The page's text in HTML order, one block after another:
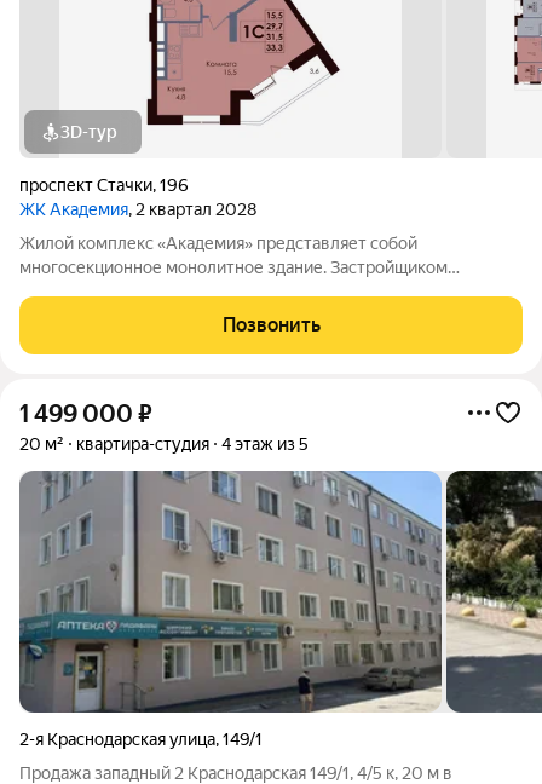
3D-тур
проспект Стачки,196
ЖК Академия, 2 квартал 2028
Жилой комплекс «Академия» представляет собой
многосекционное монолитное здание. Застройщиком
не осуществляется. Благоустройство прилегающей
территории включает в себя организацию детских игровых
Позвонить
1 499 000 ₽
20 м² квартира-студия 4 этаж из 5
2-я Краснодарская улица,149/1
Продажа западный 2 Краснодарская 149/1, 4/5 к, 20 м в